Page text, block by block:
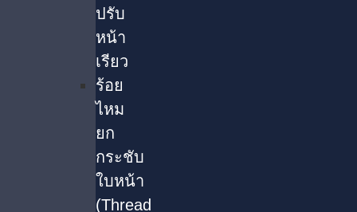
ปรับ
หน้า
เรียว
ร้อย
ไหม
ยก
กระชับ
ใบหน้า
(Thread